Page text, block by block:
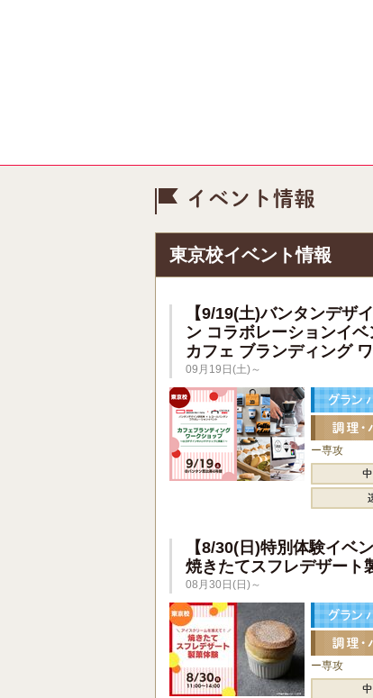
東京校イベント情報
【9/19(土)バンタンデザ
ン コラボレーションイベ
カフェ ブランディング
09月19日(土)～
ー専攻
【8/30(日)特別体験イベン
焼きたてスフレデザート
08月30日(日)～
ー専攻